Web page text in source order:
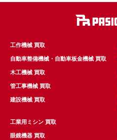
工作機械 買取
自動車整備機械・自動車板金機械 買取
木工機械 買取
管工事機械 買取
建設機械 買取
工業用ミシン 買取
眼鏡機器 買取